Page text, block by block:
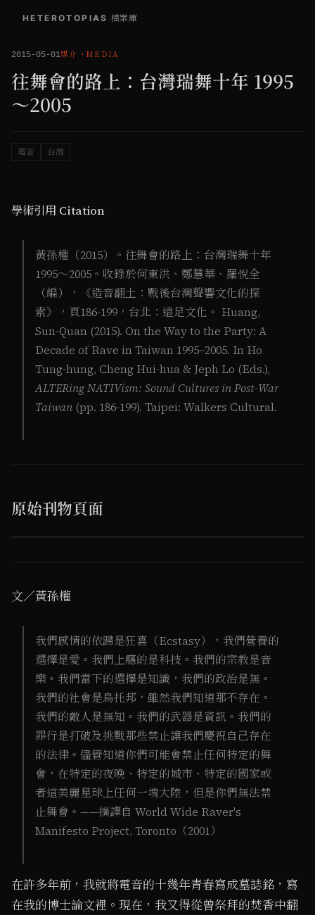
HETEROTOPIAS 檔案庫
2015-05-01媒介 ・ MEDIA
往舞會的路上：台灣瑞舞十年 1995
～2005
電音 台灣
學術引用 Citation
黃孫權（2015）。往舞會的路上：台灣瑞舞十年
1995～2005。收錄於何東洪、鄭慧華、羅悅全
（編），《造音翻土：戰後台灣聲響文化的探
索》，頁186-199，台北：遠足文化。 Huang,
Sun-Quan (2015). On the Way to the Party: A
Decade of Rave in Taiwan 1995–2005. In Ho
Tung-hung, Cheng Hui-hua & Jeph Lo (Eds.),
ALTERing NATIVism: Sound Cultures in Post-War
Taiwan(pp. 186-199). Taipei: Walkers Cultural.
原始刊物頁面
文／黃孫權
我們感情的依歸是狂喜（Ecstasy），我們營養的
選擇是愛。我們上癮的是科技。我們的宗教是音
樂。我們當下的選擇是知識，我們的政治是無。
我們的社會是烏托邦，雖然我們知道那不存在。
我們的敵人是無知。我們的武器是資訊。我們的
罪行是打破及挑戰那些禁止讓我們慶祝自己存在
的法律。儘管知道你們可能會禁止任何特定的舞
會，在特定的夜晚、特定的城市、特定的國家或
者這美麗星球上任何一塊大陸，但是你們無法禁
止舞會。——摘譯自 World Wide Raver's
Manifesto Project, Toronto（2001）
在許多年前，我就將電音的十幾年青春寫成墓誌銘，寫
在我的博士論文裡。現在，我又得從曾祭拜的焚香中翻